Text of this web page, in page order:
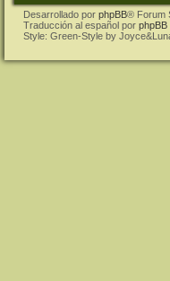
Desarrollado por phpBB® Forum
Traducción al español por phpBB
Style: Green-Style by